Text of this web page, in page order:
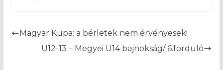
Magyar Kupa: a bérletek nem érvényesek!
U12-13 – Megyei U14 bajnokság/ 6.forduló